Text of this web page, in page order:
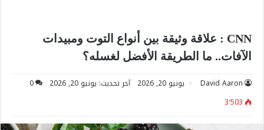
CNN : علاقة وثيقة بين أنواع التوت ومبيدات
الآفات.. ما الطريقة الأفضل لغسله؟
David Aaron يونيو 20, 2026 آخر تحديث: يونيو 20, 2026
0
3٬503